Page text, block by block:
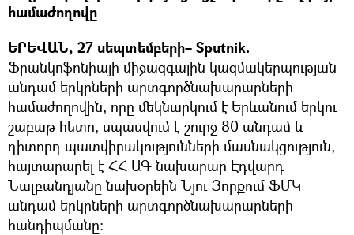
համաժողովը
ԵՐԵՎԱՆ, 27 սեպտեմբերի– Sputnik.
Ֆրանկոֆոնիայի միջազգային կազմակերպության
անդամ երկրների արտգործնախարարների
համաժողովին, որը մեկնարկում է Երևանում երկու
շաբաթ հետո, սպասվում է շուրջ 80 անդամ և
դիտորդ պատվիրակությունների մասնակցություն,
հայտարարել է ՀՀ ԱԳ նախարար Էդվարդ
Նալբանդյանը նախօրեին Նյու Յորքում ՖՄԿ
անդամ երկրների արտգործնախարարների
հանդիպմանը։